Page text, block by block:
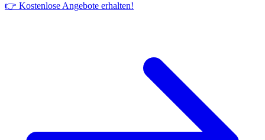
👉 Kostenlose Angebote erhalten!